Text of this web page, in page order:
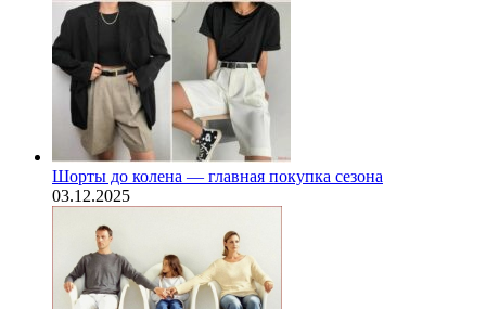
Шорты до колена — главная покупка сезона
03.12.2025